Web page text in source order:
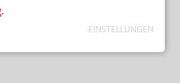
.
EINSTELLUNGEN